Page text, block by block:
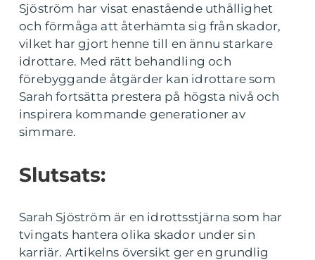
Sjöström har visat enastående uthållighet
och förmåga att återhämta sig från skador,
vilket har gjort henne till en ännu starkare
idrottare. Med rätt behandling och
förebyggande åtgärder kan idrottare som
Sarah fortsätta prestera på högsta nivå och
inspirera kommande generationer av
simmare.
Slutsats:
Sarah Sjöström är en idrottsstjärna som har
tvingats hantera olika skador under sin
karriär. Artikelns översikt ger en grundlig